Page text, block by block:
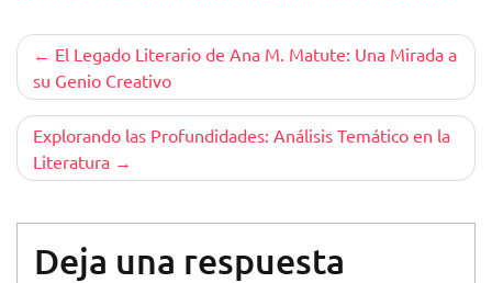
Navegación
de
entradas
El Legado Literario de Ana M. Matute: Una Mirada a
su Genio Creativo
Explorando las Profundidades: Análisis Temático en la
Literatura
Deja una respuesta